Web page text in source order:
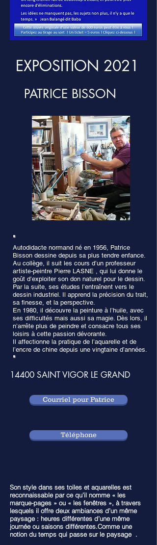
EXPOSITION 2021
PATRICE BISSON
"
Autodidacte normand né en 1956, Patrice
Bisson dessine depuis sa plus tendre enfance.
Au collège, il suit les cours d’un professeur
artiste-peintre Pierre LASNE , qui lui donne le
goût d’exploiter son don naturel pour le dessin.
Par la suite, ses études l’entraînent vers le
dessin industriel. Il apprend la précision du trait,
sa finesse, et la perspective.
En 1980, il découvre la peinture à l’huile, avec
ses difficultés mais aussi sa magie. Dès lors, il
n’arrête plus de peindre et consacre tous ses
loisirs à cette passion dévorante.
Il affectionne la pratique de l’aquarelle et de
l’encre de chine depuis une vingtaine d’années.
"
14400 SAINT VIGOR LE GRAND
Courriel pour Patrice
Téléphone
Son style dans ses toiles et aquarelles est
reconnaissable par ce qu’il nomme « les
marque-pages » ou « les fenêtres », à travers
lesquels il offre deux ambiances d’un même
paysage : heures différentes d’une même
journée ou saisons différentes.Comme une
notion du temps qui passe sur le paysage .